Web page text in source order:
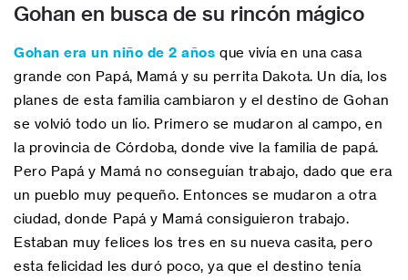
Gohan en busca de su rincón mágico
Gohan era un niño de 2 años que vivía en una casa
grande con Papá, Mamá y su perrita Dakota. Un día, los
planes de esta familia cambiaron y el destino de Gohan
se volvió todo un lío. Primero se mudaron al campo, en
la provincia de Córdoba, donde vive la familia de papá.
Pero Papá y Mamá no conseguían trabajo, dado que era
un pueblo muy pequeño. Entonces se mudaron a otra
ciudad, donde Papá y Mamá consiguieron trabajo.
Estaban muy felices los tres en su nueva casita, pero
esta felicidad les duró poco, ya que el destino tenía